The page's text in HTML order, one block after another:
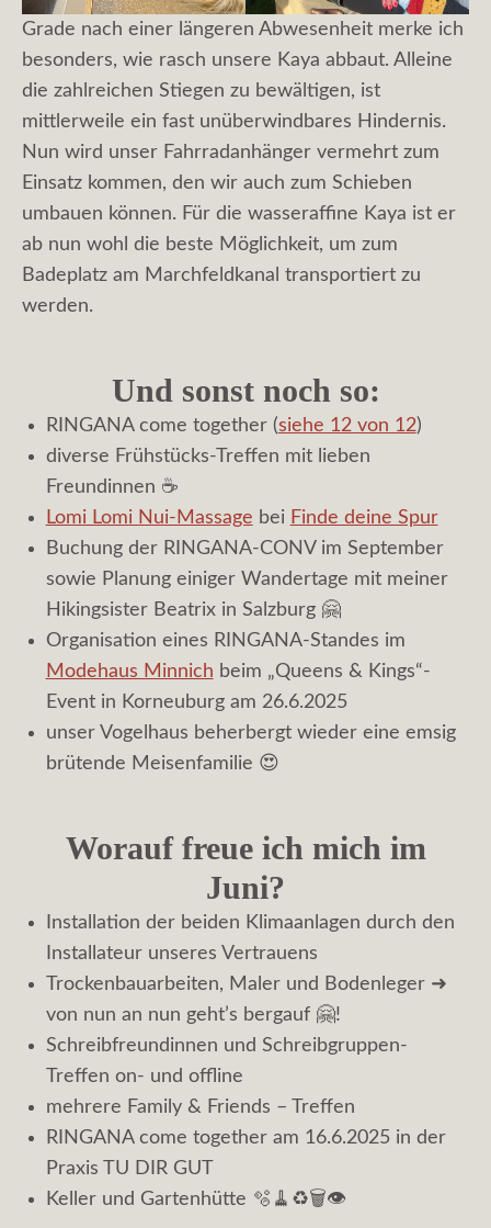
Grade nach einer längeren Abwesenheit merke ich
besonders, wie rasch unsere Kaya abbaut. Alleine
die zahlreichen Stiegen zu bewältigen, ist
mittlerweile ein fast unüberwindbares Hindernis.
Nun wird unser Fahrradanhänger vermehrt zum
Einsatz kommen, den wir auch zum Schieben
umbauen können. Für die wasseraffine Kaya ist er
ab nun wohl die beste Möglichkeit, um zum
Badeplatz am Marchfeldkanal transportiert zu
werden.
Und sonst noch so:
RINGANA come together (siehe 12 von 12)
diverse Frühstücks-Treffen mit lieben
Freundinnen ☕️
Lomi Lomi Nui-Massage bei Finde deine Spur
Buchung der RINGANA-CONV im September
sowie Planung einiger Wandertage mit meiner
Hikingsister Beatrix in Salzburg 🤗
Organisation eines RINGANA-Standes im
Modehaus Minnich beim „Queens & Kings“-
Event in Korneuburg am 26.6.2025
unser Vogelhaus beherbergt wieder eine emsig
brütende Meisenfamilie 😍
Worauf freue ich mich im
Juni?
Installation der beiden Klimaanlagen durch den
Installateur unseres Vertrauens
Trockenbauarbeiten, Maler und Bodenleger ➜
von nun an nun geht’s bergauf 🤗!
Schreibfreundinnen und Schreibgruppen-
Treffen on- und offline
mehrere Family & Friends – Treffen
RINGANA come together am 16.6.2025 in der
Praxis TU DIR GUT
Keller und Gartenhütte 🫧🧹♻️🗑👁